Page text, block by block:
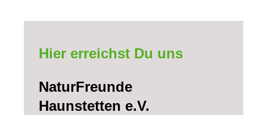
Hier erreichst Du uns
NaturFreunde
Haunstetten e.V.